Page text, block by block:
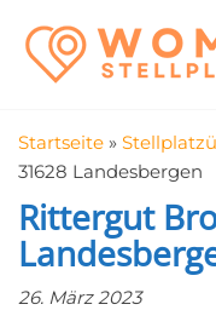
Inhalt
springen
Startseite »
31628 Landesbergen
Rittergut
26. März 2023